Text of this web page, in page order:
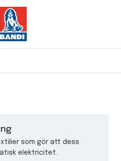
som gör att dess
elektricitet.